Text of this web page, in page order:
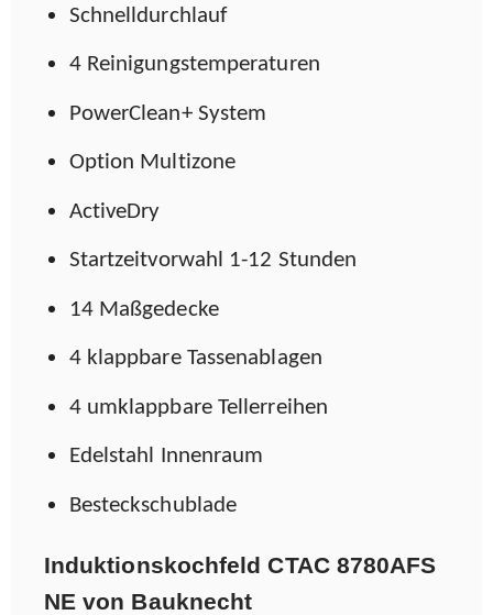
Schnelldurchlauf
4 Reinigungstemperaturen
PowerClean+ System
Option Multizone
ActiveDry
Startzeitvorwahl 1-12 Stunden
14 Maßgedecke
4 klappbare Tassenablagen
4 umklappbare Tellerreihen
Edelstahl Innenraum
Besteckschublade
Induktionskochfeld CTAC 8780AFS
NE von Bauknecht